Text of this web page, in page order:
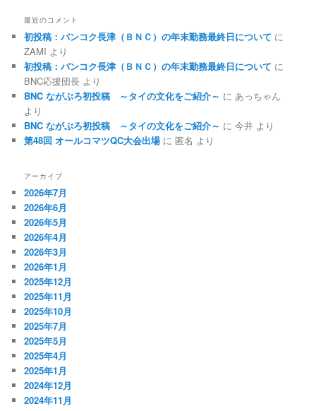
最近のコメント
初投稿：バンコク長津（ＢＮＣ）の年末勤務最終日について に
ZAMI より
初投稿：バンコク長津（ＢＮＣ）の年末勤務最終日について に
BNC応援団長 より
BNC ながぶろ初投稿 ～タイの文化をご紹介～ にあっちゃん
より
BNC ながぶろ初投稿 ～タイの文化をご紹介～ に今井 より
第48回 オールコマツQC大会出場に匿名 より
アーカイブ
2026年7月
2026年6月
2026年5月
2026年4月
2026年3月
2026年1月
2025年12月
2025年11月
2025年10月
2025年7月
2025年5月
2025年4月
2025年1月
2024年12月
2024年11月